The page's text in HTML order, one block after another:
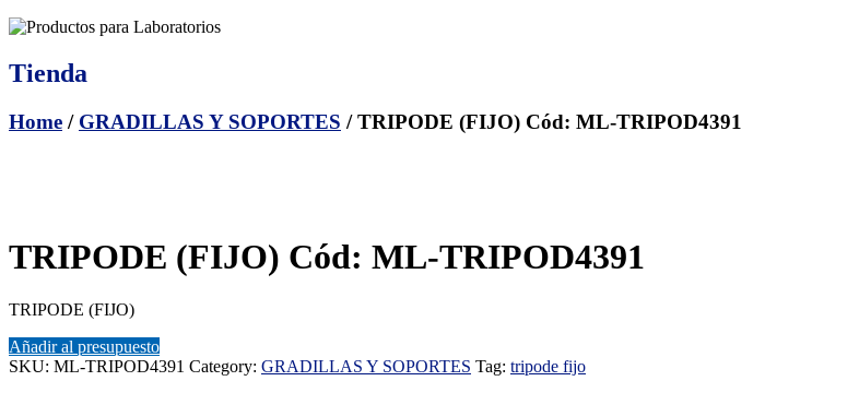
Tienda
Home / GRADILLAS Y SOPORTES / TRIPODE (FIJO) Cód: ML-TRIPOD4391
TRIPODE (FIJO) Cód: ML-TRIPOD4391
TRIPODE (FIJO)
Añadir al presupuesto
SKU: ML-TRIPOD4391 Category: GRADILLAS Y SOPORTES Tag: tripode fijo